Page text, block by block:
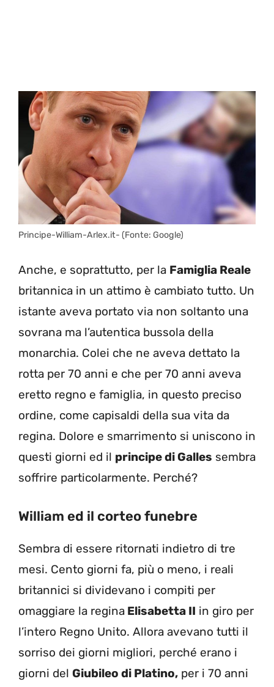
Principe-William-Arlex.it- (Fonte: Google)
Anche, e soprattutto, per la Famiglia Reale
britannica in un attimo è cambiato tutto. Un
istante aveva portato via non soltanto una
sovrana ma l’autentica bussola della
monarchia. Colei che ne aveva dettato la
rotta per 70 anni e che per 70 anni aveva
eretto regno e famiglia, in questo preciso
ordine, come capisaldi della sua vita da
regina. Dolore e smarrimento si uniscono in
questi giorni ed il principe di Galles sembra
soffrire particolarmente. Perché?
William ed il corteo funebre
Sembra di essere ritornati indietro di tre
mesi. Cento giorni fa, più o meno, i reali
britannici si dividevano i compiti per
omaggiare la regina Elisabetta II in giro per
l’intero Regno Unito. Allora avevano tutti il
sorriso dei giorni migliori, perché erano i
giorni del Giubileo di Platino, per i 70 anni